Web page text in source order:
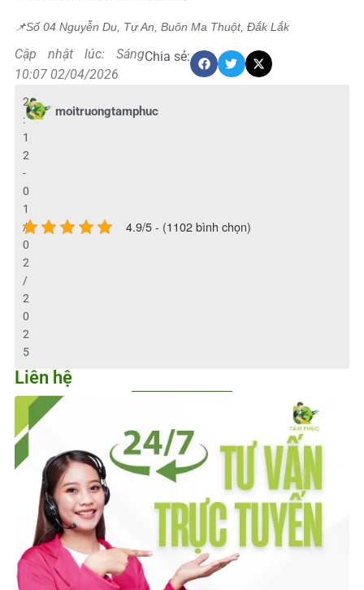
📌Số 04 Nguyễn Du, Tự An, Buôn Ma Thuột, Đắk Lắk
Cập nhật lúc: Sáng
10:07 02/04/2026
Chia sẻ:
moitruongtamphuc
2
:
1
2
-
0
1
/
0
2
/
2
0
2
5
4.9/5 - (1102 bình chọn)
Liên hệ